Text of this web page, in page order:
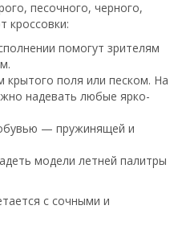
песочного, черного,
кроссовки:
помогут зрителям
крытого поля или песком. На
надевать любые ярко-
— пружинящей и
модели летней палитры
с сочными и